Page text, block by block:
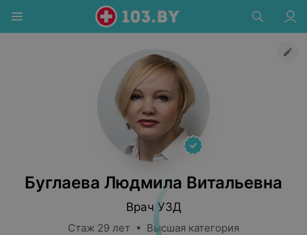
Буглаева Людмила Витальевна
Врач УЗД
Стаж 29 лет • Высшая категория